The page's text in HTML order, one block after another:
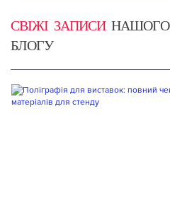
СВІЖІ ЗАПИСИНАШОГО
БЛОГУ